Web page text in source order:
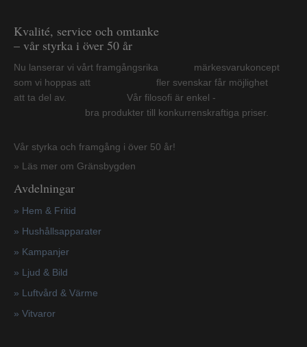
Kvalité, service och omtanke
– vår styrka i över 50 år
Nu lanserar vi vårt framgångsrika märkesvarukoncept
som vi hoppas att fler svenskar får möjlighet
att ta del av. Vår filosofi är enkel -
bra produkter till konkurrenskraftiga priser.
Vår styrka och framgång i över 50 år!
» Läs mer om Gränsbygden
Avdelningar
» Hem & Fritid
» Hushållsapparater
» Kampanjer
» Ljud & Bild
» Luftvård & Värme
» Vitvaror